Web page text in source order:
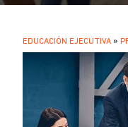
.SOBRESCRIBIR
ENLACES
EDUCACIÓN EJECUTIVA